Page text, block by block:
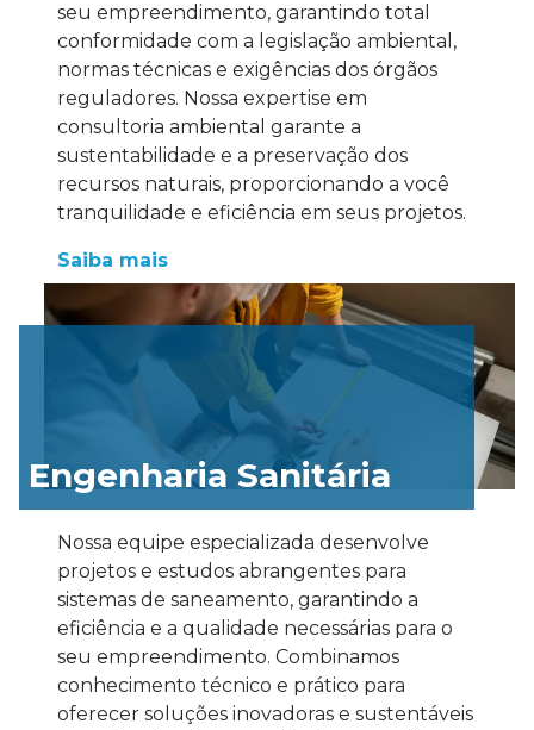
seu empreendimento, garantindo total
conformidade com a legislação ambiental,
normas técnicas e exigências dos órgãos
reguladores. Nossa expertise em
consultoria ambiental garante a
sustentabilidade e a preservação dos
recursos naturais, proporcionando a você
tranquilidade e eficiência em seus projetos.
Saiba mais
Engenharia Sanitária
Nossa equipe especializada desenvolve
projetos e estudos abrangentes para
sistemas de saneamento, garantindo a
eficiência e a qualidade necessárias para o
seu empreendimento. Combinamos
conhecimento técnico e prático para
oferecer soluções inovadoras e sustentáveis